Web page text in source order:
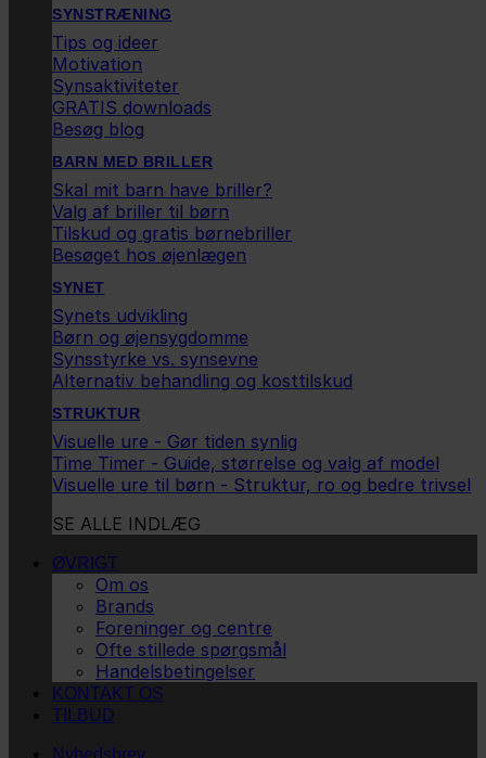
SYNSTRÆNING
Tips og ideer
Motivation
Synsaktiviteter
GRATIS downloads
Besøg blog
BARN MED BRILLER
Skal mit barn have briller?
Valg af briller til børn
Tilskud og gratis børnebriller
Besøget hos øjenlægen
SYNET
Synets udvikling
Børn og øjensygdomme
Synsstyrke vs. synsevne
Alternativ behandling og kosttilskud
STRUKTUR
Visuelle ure - Gør tiden synlig
Time Timer - Guide, størrelse og valg af model
Visuelle ure til børn - Struktur, ro og bedre trivsel
SE ALLE INDLÆG
ØVRIGT
Om os
Brands
Foreninger og centre
Ofte stillede spørgsmål
Handelsbetingelser
KONTAKT OS
TILBUD
Nyhedsbrev